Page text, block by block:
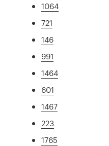
1064
721
146
991
1464
601
1467
223
1765